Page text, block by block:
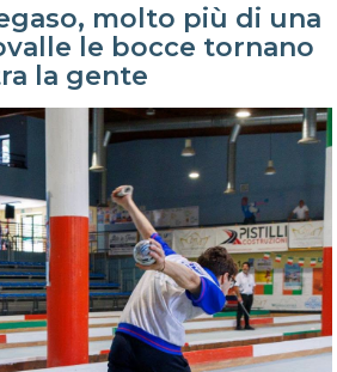
molto più di una
le bocce tornano
la gente